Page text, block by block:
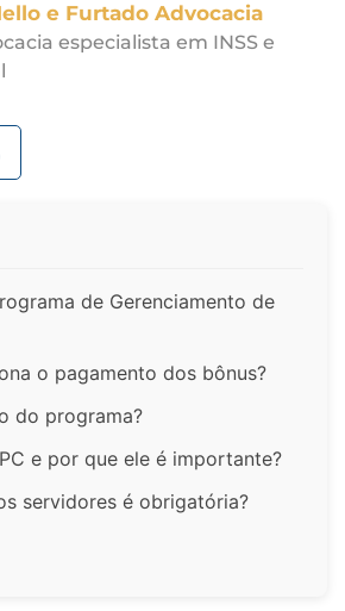
e Furtado Advocacia
especialista em INSS e
de Gerenciamento de
o pagamento dos bônus?
do programa?
e por que ele é importante?
servidores é obrigatória?